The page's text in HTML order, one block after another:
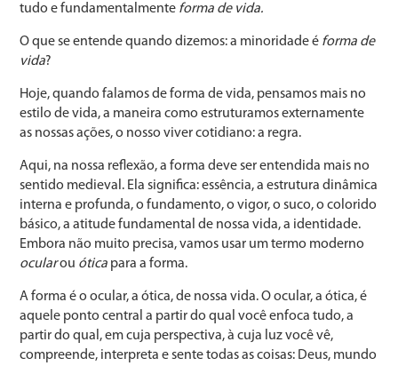
tudo e fundamentalmente forma de vida.
O que se entende quando dizemos: a minoridade é forma de
vida?
Hoje, quando falamos de forma de vida, pensamos mais no
estilo de vida, a maneira como estruturamos externamente
as nossas ações, o nosso viver cotidiano: a regra.
Aqui, na nossa reflexão, a forma deve ser entendida mais no
sentido medieval. Ela significa: essência, a estrutura dinâmica
interna e profunda, o fundamento, o vigor, o suco, o colorido
básico, a atitude fundamental de nossa vida, a identidade.
Embora não muito precisa, vamos usar um termo moderno
ocularou ótica para a forma.
A forma é o ocular, a ótica, de nossa vida. O ocular, a ótica, é
aquele ponto central a partir do qual você enfoca tudo, a
partir do qual, em cuja perspectiva, à cuja luz você vê,
compreende, interpreta e sente todas as coisas: Deus, mundo